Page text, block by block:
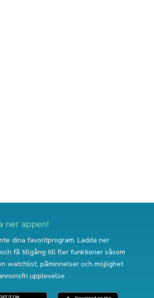
ner appen!
dina favoritprogram. Ladda ner
få tillgång till fler funktioner såsom
watchlist, påminnelser och möjlighet
upplevelse.